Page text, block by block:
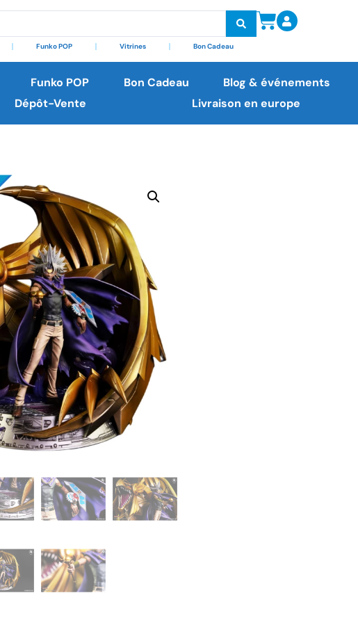
Funko POP Vitrines Bon Cadeau
Funko POP Bon Cadeau
Blog & événements
Dépôt-Vente Livraison en europe